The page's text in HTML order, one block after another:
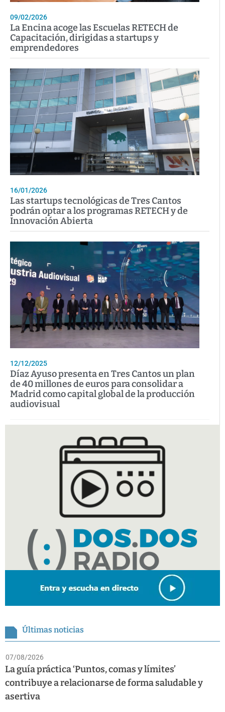
09/02/2026
La Encina acoge las Escuelas RETECH de
Capacitación, dirigidas a startups y
emprendedores
16/01/2026
Las startups tecnológicas de Tres Cantos
podrán optar a los programas RETECH y de
Innovación Abierta
12/12/2025
Díaz Ayuso presenta en Tres Cantos un plan
de 40 millones de euros para consolidar a
Madrid como capital global de la producción
audiovisual
Últimas noticias
07/08/2026
La guía práctica ‘Puntos, comas y límites’
contribuye a relacionarse de forma saludable y
asertiva